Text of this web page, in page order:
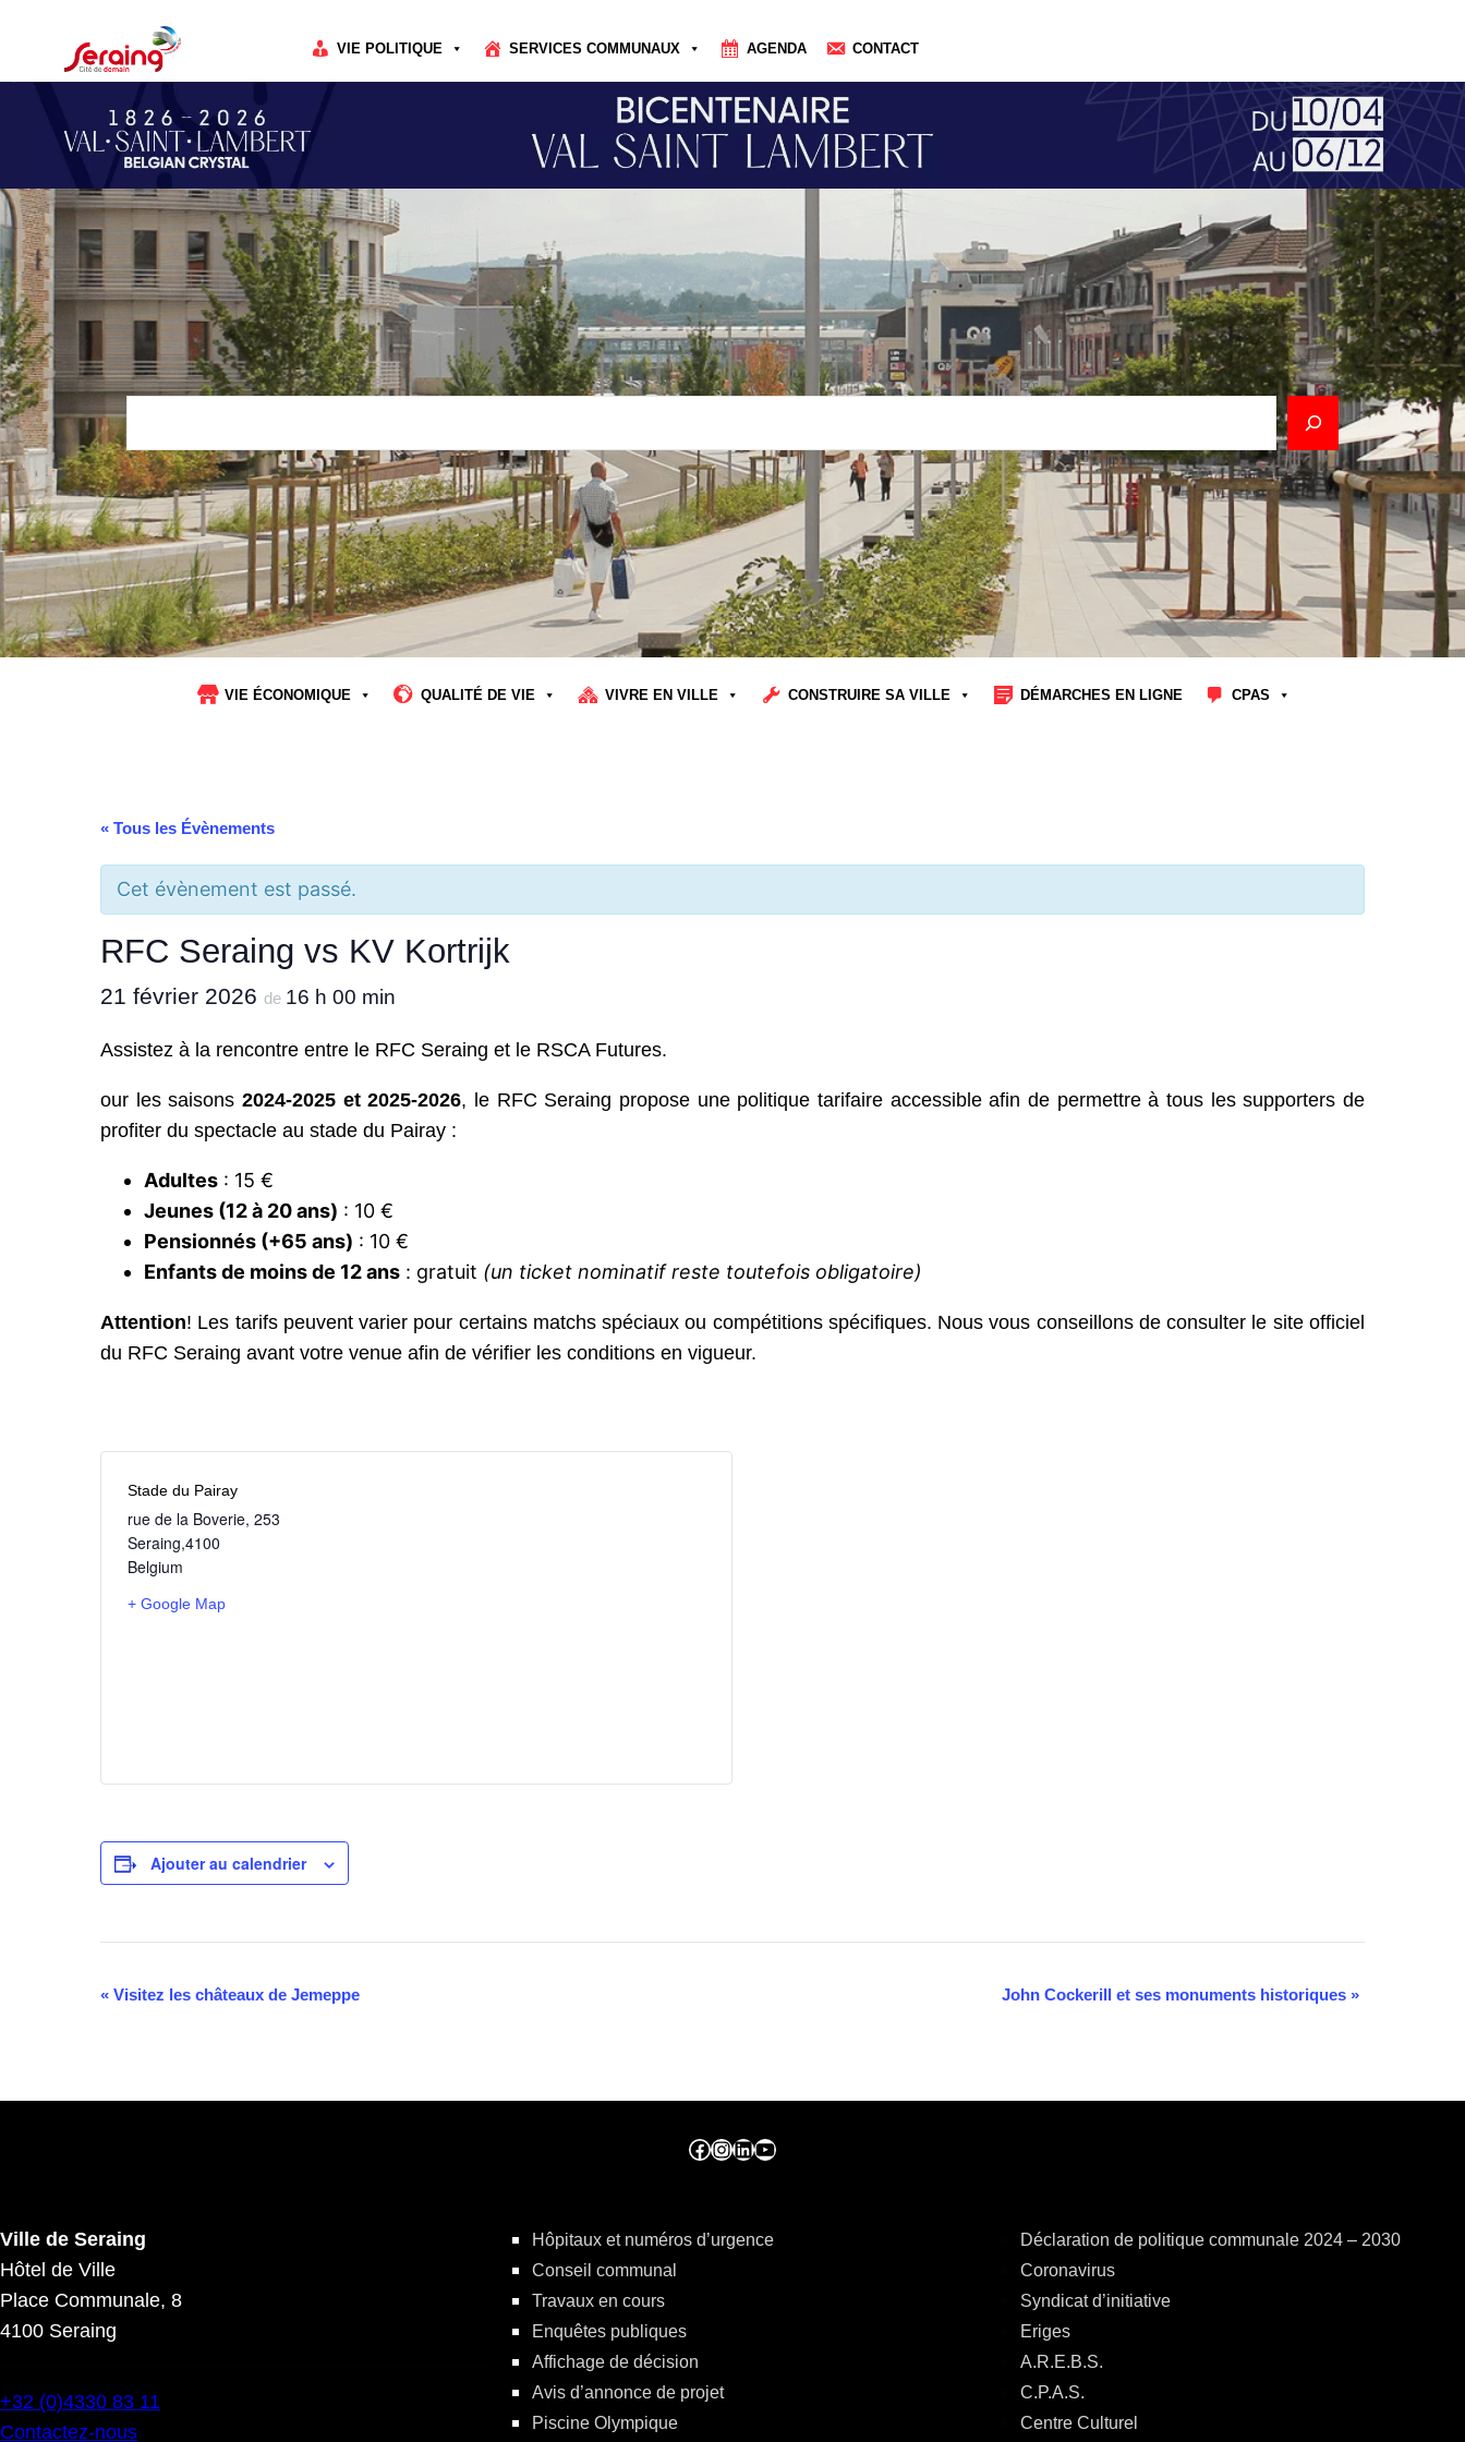
VIE POLITIQUE SERVICES COMMUNAUX AGENDA CONTACT
Rechercher
VIE ÉCONOMIQUE QUALITÉ DE VIE VIVRE EN VILLE CONSTRUIRE SA VILLE DÉMARCHES EN LIGNE CPAS
« Tous les Évènements
Cet évènement est passé.
RFC Seraing vs KV Kortrijk
21 février 2026 de 16 h 00 min
Assistez à la rencontre entre le RFC Seraing et le RSCA Futures.
our les saisons 2024-2025 et 2025-2026, le RFC Seraing propose une politique tarifaire accessible afin de permettre à tous les supporters de
profiter du spectacle au stade du Pairay :
Adultes : 15 €
Jeunes (12 à 20 ans) : 10 €
Pensionnés (+65 ans) : 10 €
Enfants de moins de 12 ans : gratuit (un ticket nominatif reste toutefois obligatoire)
Attention! Les tarifs peuvent varier pour certains matchs spéciaux ou compétitions spécifiques. Nous vous conseillons de consulter le site officiel
du RFC Seraing avant votre venue afin de vérifier les conditions en vigueur.
Stade du Pairay
rue de la Boverie, 253
Seraing,4100
Belgium
+ Google Map
Ajouter au calendrier
Navigation
« Visitez les châteaux de Jemeppe John Cockerill et ses monuments historiques »
Facebook ville de seraing Instragram ville de seraing linkedin – ville de seraing YouTube
Ville de Seraing
Hôtel de Ville
Place Communale, 8
4100 Seraing
+32 (0)4330 83 11
Contactez-nous
Hôpitaux et numéros d’urgence
Conseil communal
Travaux en cours
Enquêtes publiques
Affichage de décision
Avis d’annonce de projet
Piscine Olympique
Déclaration de politique communale 2024 – 2030
Coronavirus
Syndicat d’initiative
Eriges
A.R.E.B.S.
C.P.A.S.
Centre Culturel